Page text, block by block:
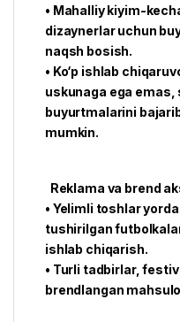
• Mahalliy kiyim-
dizaynerlar uchun
naqsh bosish.
• Ko‘p ishlab
uskunaga ega
buyurtmalarini
mumkin.
Reklama va brend
• Yelimli toshlar
tushirilgan
ishlab chiqarish.
• Turli tadbirlar,
brendlangan